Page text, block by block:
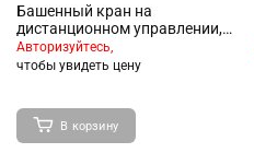
Башенный кран на
дистанционном управлении,
высота 128 см, в коробке
Авторизуйтесь,
чтобы увидеть цену
В корзину